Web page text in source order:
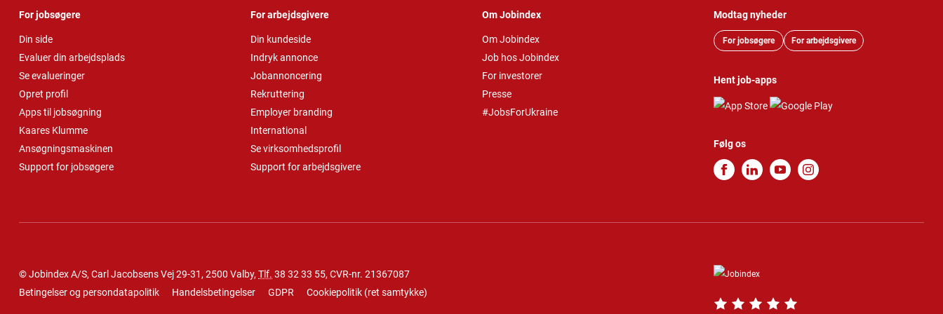
For jobsøgere
Din side
Evaluer din arbejdsplads
Se evalueringer
Opret profil
Apps til jobsøgning
Kaares Klumme
Ansøgningsmaskinen
Support for jobsøgere
For arbejdsgivere
Din kundeside
Indryk annonce
Jobannoncering
Rekruttering
Employer branding
International
Se virksomhedsprofil
Support for arbejdsgivere
Om Jobindex
Om Jobindex
Job hos Jobindex
For investorer
Presse
#JobsForUkraine
Modtag nyheder
For jobsøgere For arbejdsgivere
Hent job-apps
Følg os
© Jobindex A/S, Carl Jacobsens Vej 29-31, 2500 Valby, Tlf. 38 32 33 55, CVR-nr. 21367087
Betingelser og persondatapolitik
Handelsbetingelser GDPR Cookiepolitik (ret samtykke)